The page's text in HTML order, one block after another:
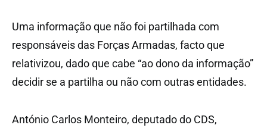
Uma informação que não foi partilhada com
responsáveis das Forças Armadas, facto que
relativizou, dado que cabe “ao dono da informação”
decidir se a partilha ou não com outras entidades.
António Carlos Monteiro, deputado do CDS,